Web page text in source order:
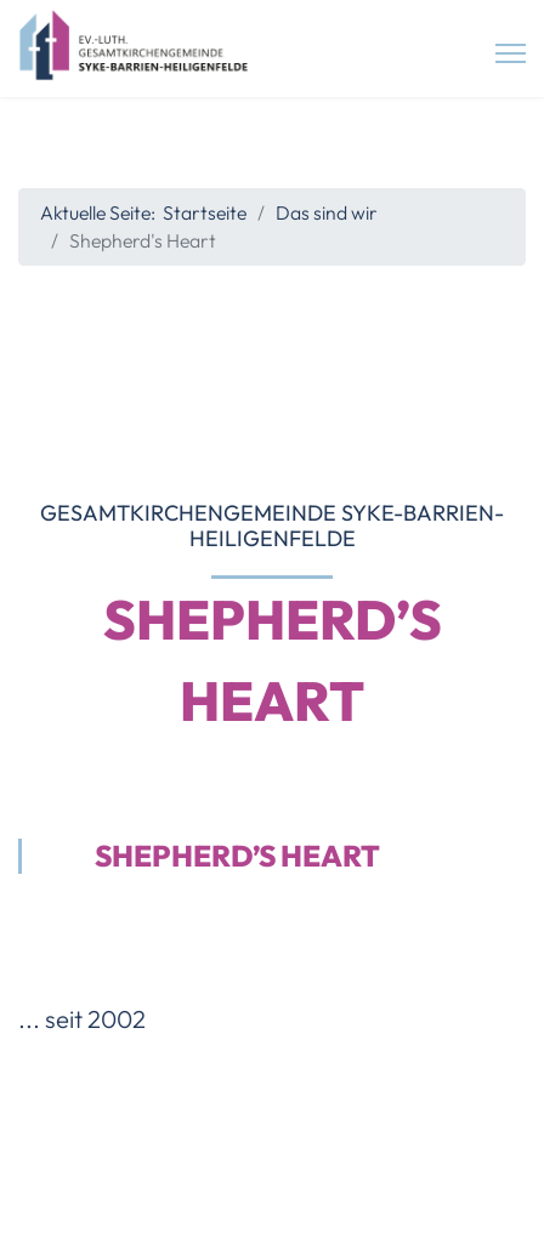
Aktuelle Seite: Startseite
Das sind wir
Shepherd's Heart
GESAMTKIRCHENGEMEINDE SYKE-BARRIEN-
HEILIGENFELDE
SHEPHERD’S
HEART
SHEPHERD’S HEART
... seit 2002